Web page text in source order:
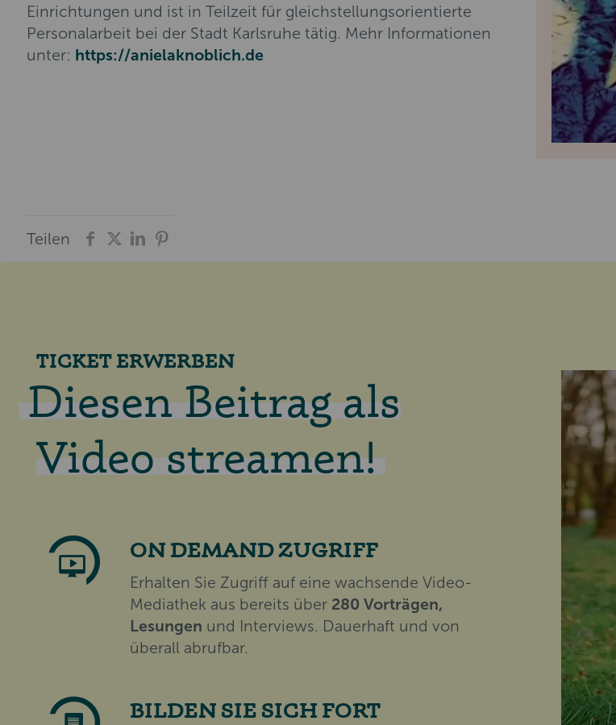
Einrichtungen und ist in Teilzeit für gleichstellungsorientierte
Personalarbeit bei der Stadt Karlsruhe tätig. Mehr Informationen
unter: https://anielaknoblich.de
Teilen
TICKET ERWERBEN
Diesen Beitrag als
Video streamen!
ON DEMAND ZUGRIFF
Erhalten Sie Zugriff auf eine wachsende Video-
Mediathek aus bereits über 280 Vorträgen,
Lesungen und Interviews. Dauerhaft und von
überall abrufbar.
BILDEN SIE SICH FORT